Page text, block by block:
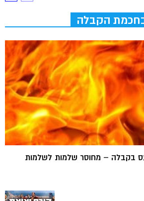
הקבלה
בקבלה – מחוסר שלמות לשלמות